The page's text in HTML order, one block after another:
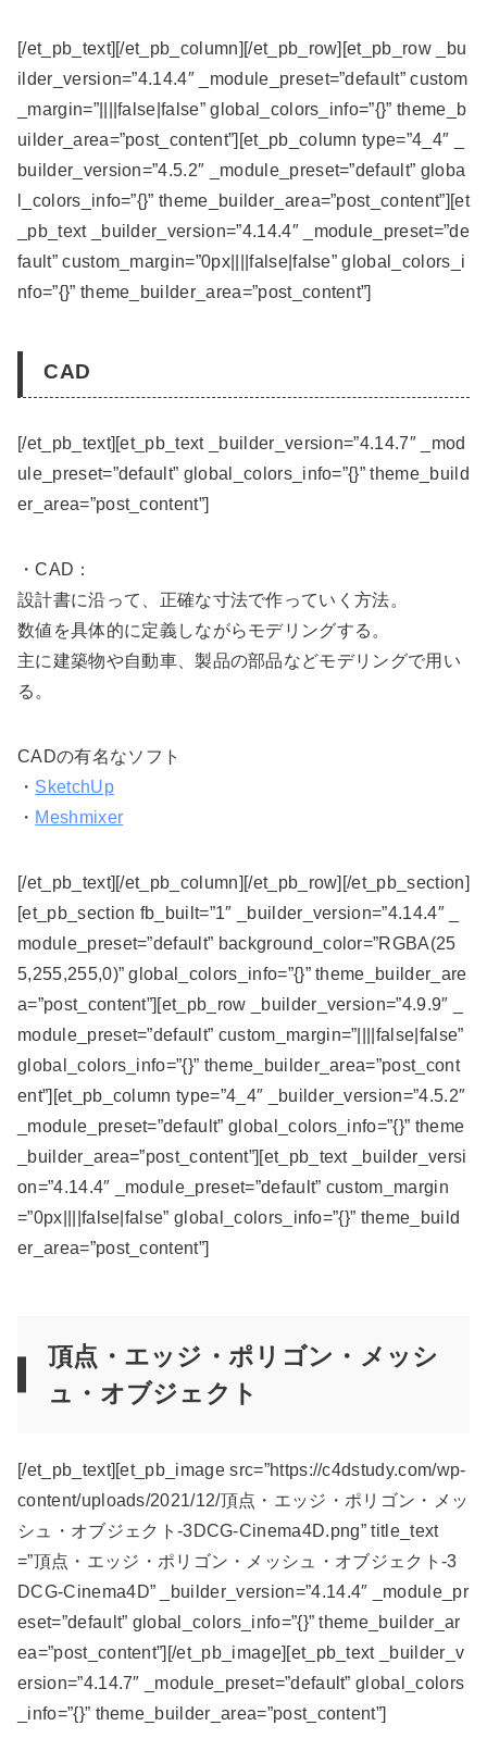
[/et_pb_text][/et_pb_column][/et_pb_row][et_pb_row _bu
ilder_version=”4.14.4″ _module_preset=”default” custom
_margin=”||||false|false” global_colors_info=”{}” theme_b
uilder_area=”post_content”][et_pb_column type=”4_4″ _
builder_version=”4.5.2″ _module_preset=”default” globa
l_colors_info=”{}” theme_builder_area=”post_content”][et
_pb_text _builder_version=”4.14.4″ _module_preset=”de
fault” custom_margin=”0px||||false|false” global_colors_i
nfo=”{}” theme_builder_area=”post_content”]
CAD
[/et_pb_text][et_pb_text _builder_version=”4.14.7″ _mod
ule_preset=”default” global_colors_info=”{}” theme_build
er_area=”post_content”]
・CAD：
設計書に沿って、正確な寸法で作っていく方法。
数値を具体的に定義しながらモデリングする。
主に建築物や自動車、製品の部品などモデリングで用い
る。
CADの有名なソフト
・ SketchUp
・ Meshmixer
[/et_pb_text][/et_pb_column][/et_pb_row][/et_pb_section]
[et_pb_section fb_built=”1″ _builder_version=”4.14.4″ _
module_preset=”default” background_color=”RGBA(25
5,255,255,0)” global_colors_info=”{}” theme_builder_are
a=”post_content”][et_pb_row _builder_version=”4.9.9″ _
module_preset=”default” custom_margin=”||||false|false”
global_colors_info=”{}” theme_builder_area=”post_cont
ent”][et_pb_column type=”4_4″ _builder_version=”4.5.2″
_module_preset=”default” global_colors_info=”{}” theme
_builder_area=”post_content”][et_pb_text _builder_versi
on=”4.14.4″ _module_preset=”default” custom_margin
=”0px||||false|false” global_colors_info=”{}” theme_build
er_area=”post_content”]
頂点・エッジ・ポリゴン・メッシ
ュ・オブジェクト
[/et_pb_text][et_pb_image src=”https://c4dstudy.com/wp-
content/uploads/2021/12/頂点・エッジ・ポリゴン・メッ
シュ・オブジェクト-3DCG-Cinema4D.png” title_text
=”頂点・エッジ・ポリゴン・メッシュ・オブジェクト-3
DCG-Cinema4D” _builder_version=”4.14.4″ _module_pr
eset=”default” global_colors_info=”{}” theme_builder_ar
ea=”post_content”][/et_pb_image][et_pb_text _builder_v
ersion=”4.14.7″ _module_preset=”default” global_colors
_info=”{}” theme_builder_area=”post_content”]